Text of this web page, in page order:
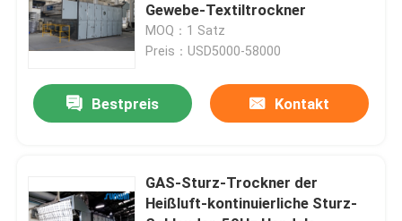
Gewebe-Textiltrockner
MOQ：1 Satz
Preis：USD5000-58000
Bestpreis Kontakt
GAS-Sturz-Trockner der
Heißluft-kontinuierliche Sturz-